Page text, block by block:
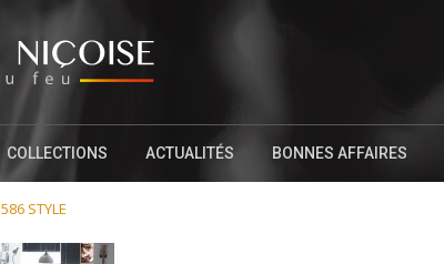
COLLECTIONS ACTUALITÉS BONNES AFFAIRES
586 STYLE